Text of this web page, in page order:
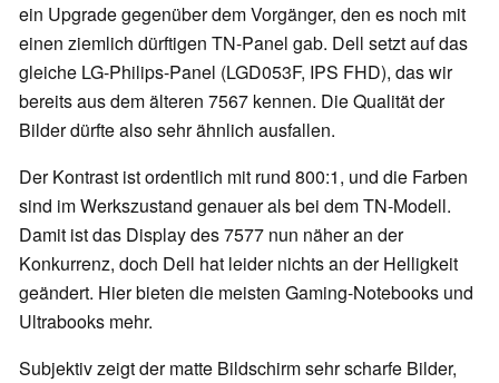
ein Upgrade gegenüber dem Vorgänger, den es noch mit
einen ziemlich dürftigen TN-Panel gab. Dell setzt auf das
gleiche LG-Philips-Panel (LGD053F, IPS FHD), das wir
bereits aus dem älteren 7567 kennen. Die Qualität der
Bilder dürfte also sehr ähnlich ausfallen.
Der Kontrast ist ordentlich mit rund 800:1, und die Farben
sind im Werkszustand genauer als bei dem TN-Modell.
Damit ist das Display des 7577 nun näher an der
Konkurrenz, doch Dell hat leider nichts an der Helligkeit
geändert. Hier bieten die meisten Gaming-Notebooks und
Ultrabooks mehr.
Subjektiv zeigt der matte Bildschirm sehr scharfe Bilder,